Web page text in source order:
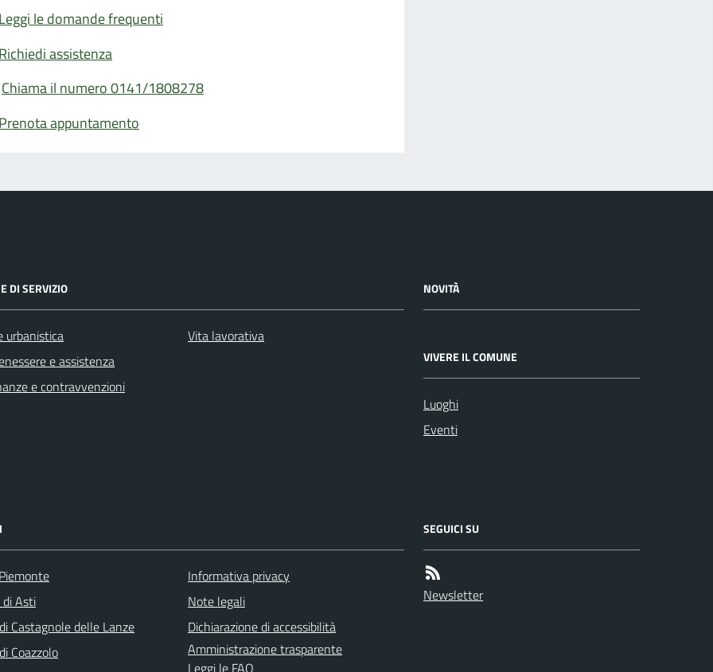
Leggi le domande frequenti
Richiedi assistenza
Chiama il numero 0141/1808278
Prenota appuntamento
DI SERVIZIO
urbanistica
e assistenza
e contravvenzioni
Vita lavorativa
NOVITÀ
VIVERE IL COMUNE
Luoghi
Eventi
di Asti
Castagnole delle Lanze
Coazzolo
Informativa privacy
Note legali
Dichiarazione di accessibilità
Amministrazione trasparente
SEGUICI SU
Newsletter